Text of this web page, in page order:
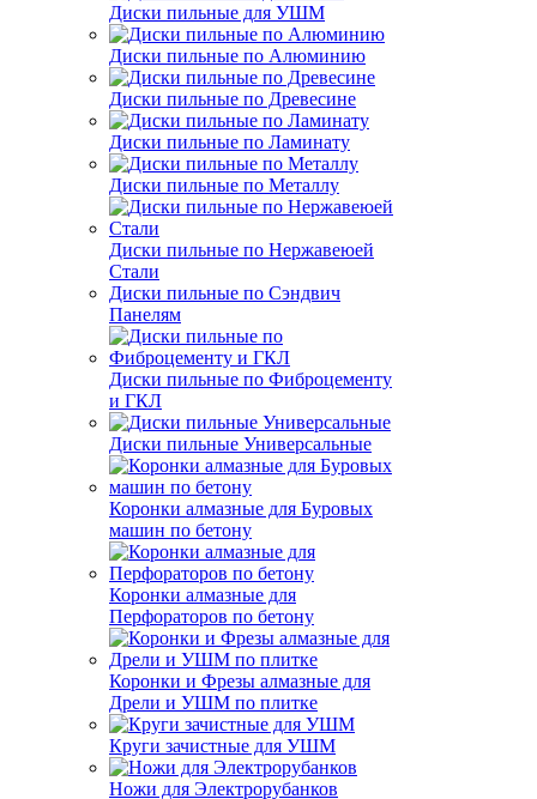
Диски пильные для УШМ
Диски пильные по Алюминию
Диски пильные по Древесине
Диски пильные по Ламинату
Диски пильные по Металлу
Диски пильные по Нержавеюей
Стали
Диски пильные по Сэндвич
Панелям
Диски пильные по Фиброцементу
и ГКЛ
Диски пильные Универсальные
Коронки алмазные для Буровых
машин по бетону
Коронки алмазные для
Перфораторов по бетону
Коронки и Фрезы алмазные для
Дрели и УШМ по плитке
Круги зачистные для УШМ
Ножи для Электрорубанков